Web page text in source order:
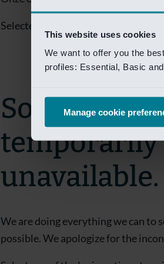
This website uses cookies
We want to offer you the
profiles: Essential, Basic
Manage cookie
Selecteer een van de login opties
Sorry! This
temporarily
unavailable.
We are doing everything we can to
possible. We apologize for the